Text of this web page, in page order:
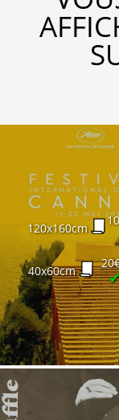
120x160cm
40x60cm